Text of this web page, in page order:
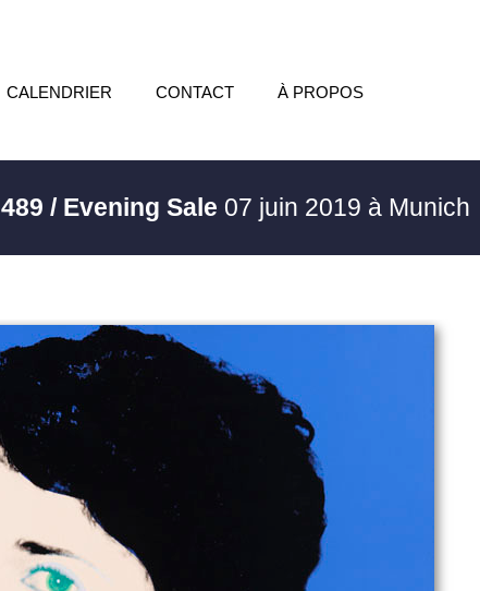
CALENDRIER CONTACT À PROPOS
489 / Evening Sale 07 juin 2019 à Munich